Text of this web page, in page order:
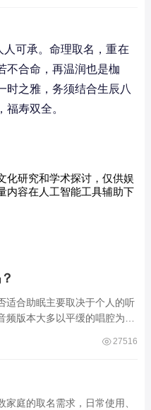
人可承。命理取名，重在
不合命，再温润也是枷
时之雅，务须结合生辰八
寿双全。
化研究和学术探讨，仅供娱
内容在人工智能工具辅助下
适合助眠主要取决于个人的听
频版本大多以平缓的唱腔为
基础特质。睡前思绪繁杂、
27516
庭的取名需求，日常使用、